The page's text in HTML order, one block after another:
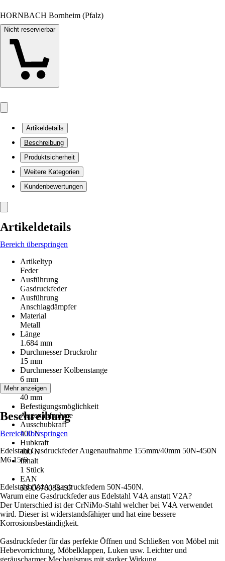
HORNBACH Bornheim (Pfalz)
Nicht reservierbar
Artikeldetails
Beschreibung
Produktsicherheit
Weitere Kategorien
Kundenbewertungen
Artikeldetails
Bereich überspringen
Artikeltyp
Feder
Ausführung
Gasdruckfeder
Ausführung
Anschlagdämpfer
Material
Metall
Länge
1.684 mm
Durchmesser Druckrohr
15 mm
Durchmesser Kolbenstange
6 mm
Hublänge
40 mm
Befestigungsmöglichkeit
Augenaufnahme
Ausschubkraft
400 N
Hubkraft
400 N
Inhalt
1 Stück
EAN
5390876088437
Mehr anzeigen
Beschreibung
Bereich überspringen
Edelstahl Gasdruckfeder Augenaufnahme 155mm/40mm 50N-450N
M6 15/6
Edelstahl (V4A) Gasdruckfedern 50N-450N.
Warum eine Gasdruckfeder aus Edelstahl V4A anstatt V2A?
Der Unterschied ist der CrNiMo-Stahl welcher bei V4A verwendet
wird. Dieser ist widerstandsfähiger und hat eine bessere
Korrosionsbeständigkeit.
Gasdruckfeder für das perfekte Öffnen und Schließen von Möbel mit
Hebevorrichtung, Möbelklappen, Luken usw. Leichter und
geräuscharmer Mechanismus mit starker Wirkung.